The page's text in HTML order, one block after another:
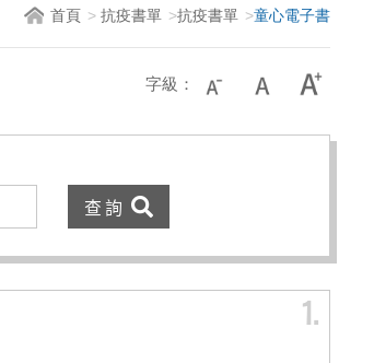
首頁 抗疫書單 抗疫書單 童心電子書
字級：
1